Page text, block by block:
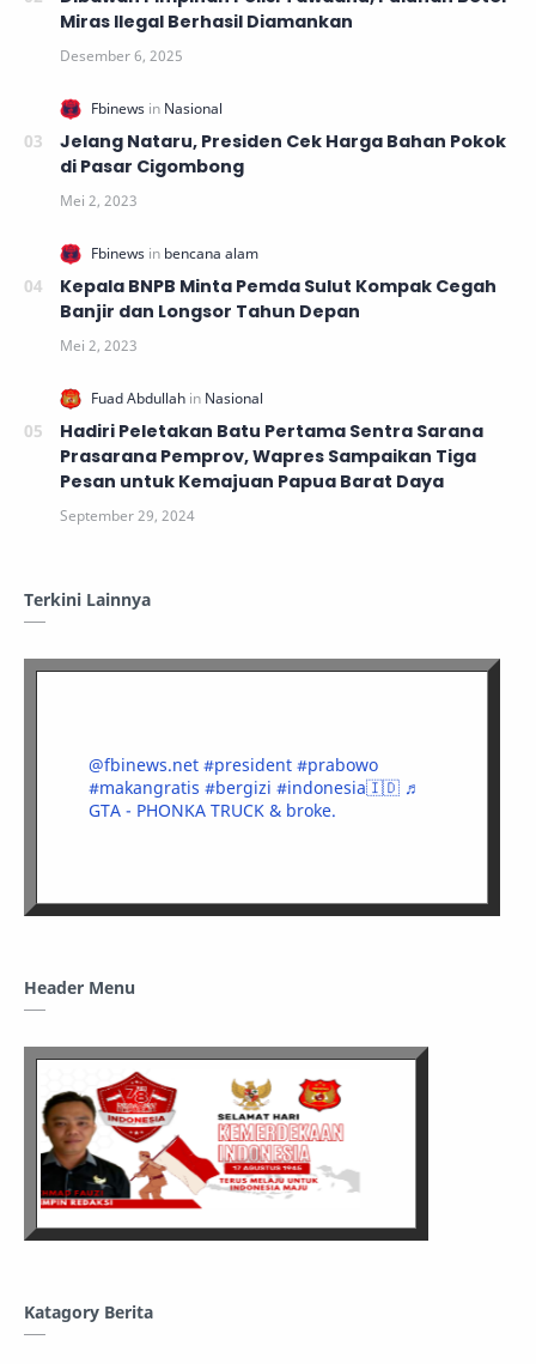
Miras Ilegal Berhasil Diamankan
Jelang Nataru, Presiden Cek Harga Bahan Pokok
di Pasar Cigombong
Kepala BNPB Minta Pemda Sulut Kompak Cegah
Banjir dan Longsor Tahun Depan
Hadiri Peletakan Batu Pertama Sentra Sarana
Prasarana Pemprov, Wapres Sampaikan Tiga
Pesan untuk Kemajuan Papua Barat Daya
Terkini Lainnya
@fbinews.net #president #prabowo
#makangratis #bergizi #indonesia🇮🇩 ♬
GTA - PHONKA TRUCK & broke.
Header Menu
Katagory Berita